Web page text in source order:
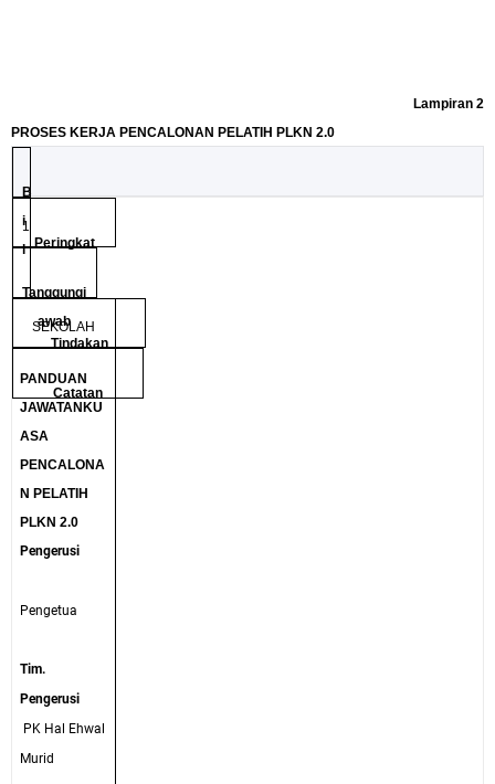
Lampiran 2
PROSES KERJA PENCALONAN PELATIH PLKN 2.0
B
i
l Peringkat
Tanggungj
awab
Tindakan
Catatan
1
.
SEKOLAH
PANDUAN
JAWATANKU
ASA
PENCALONA
N PELATIH
PLKN 2.0
Pengerusi
Pengetua
Tim.
Pengerusi
PK Hal Ehwal
Murid